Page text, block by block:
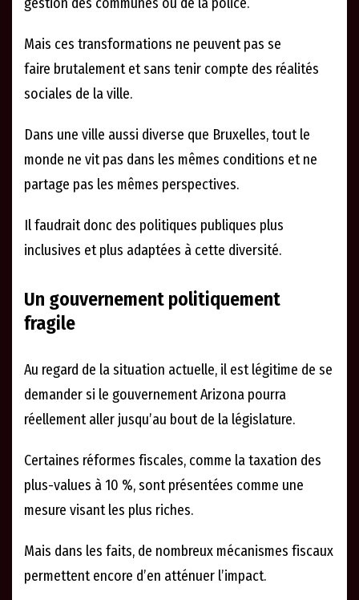
Mais ces transformations ne peuvent pas se
faire brutalement et sans tenir compte des réalités
sociales de la ville.
Dans une ville aussi diverse que Bruxelles, tout le
monde ne vit pas dans les mêmes conditions et ne
partage pas les mêmes perspectives.
Il faudrait donc des politiques publiques plus
inclusives et plus adaptées à cette diversité.
Un gouvernement politiquement
fragile
Au regard de la situation actuelle, il est légitime de se
demander si le gouvernement Arizona pourra
réellement aller jusqu’au bout de la législature.
Certaines réformes fiscales, comme la taxation des
plus-values à 10 %, sont présentées comme une
mesure visant les plus riches.
Mais dans les faits, de nombreux mécanismes fiscaux
permettent encore d’en atténuer l’impact.